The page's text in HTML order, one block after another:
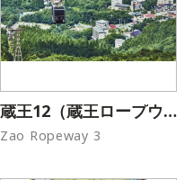
蔵王12（蔵王ロープウェイ）
Zao Ropeway 3